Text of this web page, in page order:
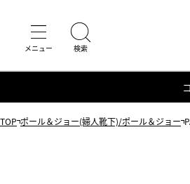
TOP ポール＆ジョー(婦人靴下)/ポール＆ジョー